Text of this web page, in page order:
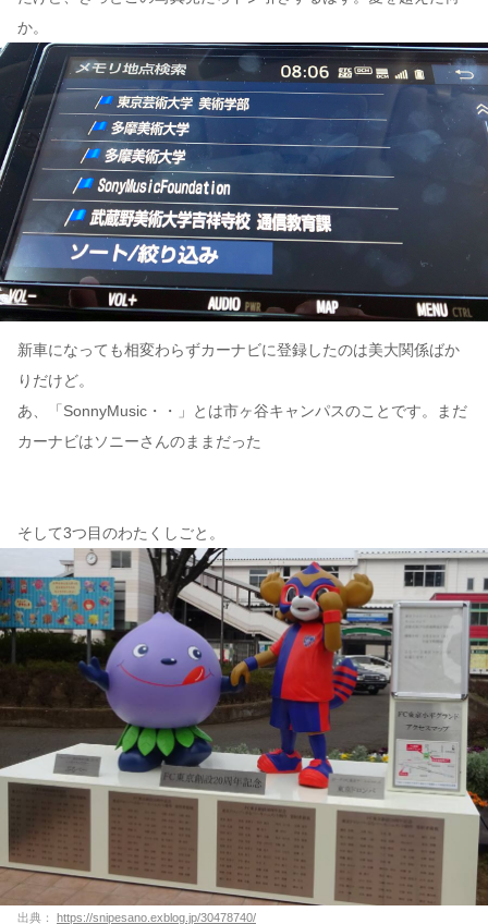
か。
新車になっても相変わらずカーナビに登録したのは美大関係ばか
りだけど。
あ、「SonnyMusic・・」とは市ヶ谷キャンパスのことです。まだ
カーナビはソニーさんのままだった
そして3つ目のわたくしごと。
出典： https://snipesano.exblog.jp/30478740/